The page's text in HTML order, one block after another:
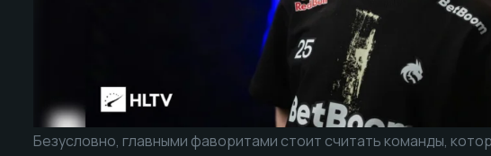
Безусловно, главными фаворитами стоит считать команды,